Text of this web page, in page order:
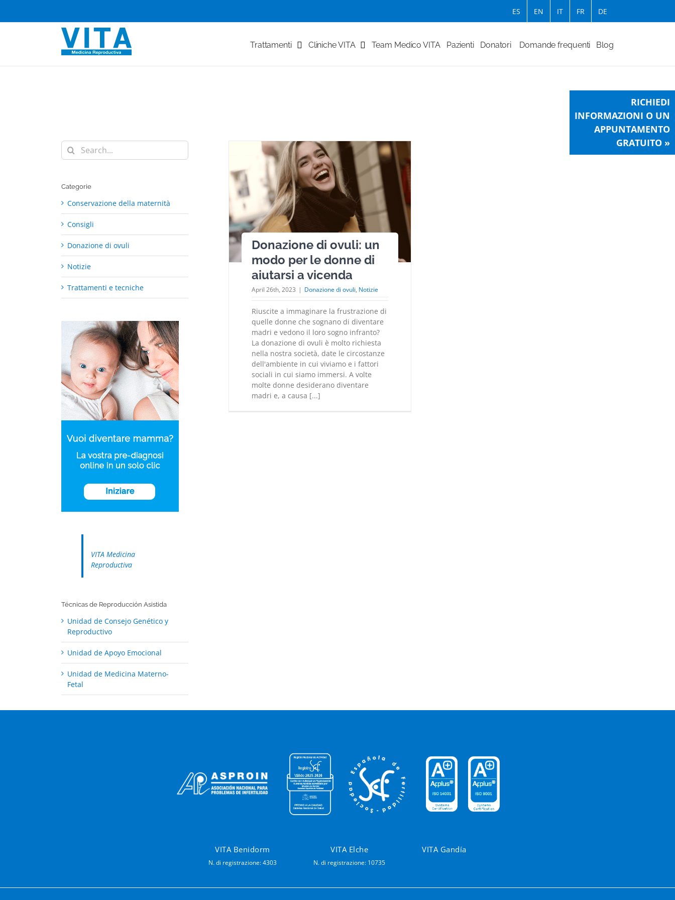
content
ES EN IT FR DE
Trattamenti Cliniche VITA Team Medico VITA Pazienti Donatori Domande frequenti Blog
RICHIEDI
INFORMAZIONI O UN
APPUNTAMENTO
GRATUITO »
Donazione di ovuli: un
modo per le donne di
aiutarsi a vicenda
April 26th, 2023 | Donazione di ovuli, Notizie
Riuscite a immaginare la frustrazione di
quelle donne che sognano di diventare
madri e vedono il loro sogno infranto?
La donazione di ovuli è molto richiesta
nella nostra società, date le circostanze
dell'ambiente in cui viviamo e i fattori
sociali in cui siamo immersi. A volte
molte donne desiderano diventare
madri e, a causa [...]
Search
for:
Categorie
Conservazione della maternità
Consigli
Donazione di ovuli
Notizie
Trattamenti e tecniche
VITA Medicina
Reproductiva
Técnicas de Reproducción Asistida
Unidad de Consejo Genético y
Reproductivo
Unidad de Apoyo Emocional
Unidad de Medicina Materno-
Fetal
VITA Benidorm
N. di registrazione: 4303
VITA Elche
N. di registrazione: 10735
VITA Gandía